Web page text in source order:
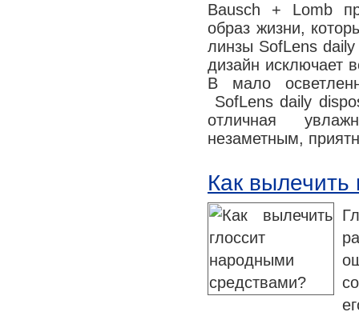
Bausch + Lomb
образ жизни,
линзы SofLens
дизайн исключает
В мало
SofLens daily
отличная
незаметным,
Как вылечить